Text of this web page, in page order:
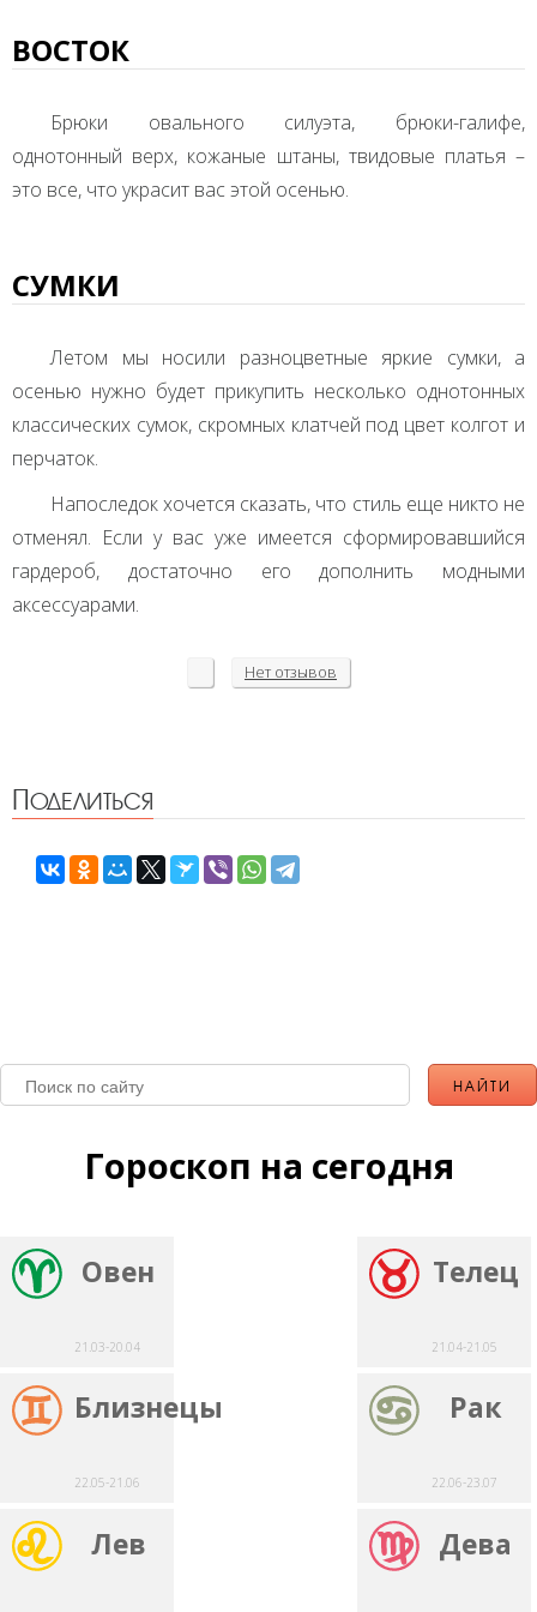
ВОСТОК
Брюки овального силуэта, брюки-галифе,
однотонный верх, кожаные штаны, твидовые платья –
это все, что украсит вас этой осенью.
СУМКИ
Летом мы носили разноцветные яркие сумки, а
осенью нужно будет прикупить несколько однотонных
классических сумок, скромных клатчей под цвет колгот и
перчаток.
Напоследок хочется сказать, что стиль еще никто не
отменял. Если у вас уже имеется сформировавшийся
гардероб, достаточно его дополнить модными
аксессуарами.
Нет отзывов
Поделиться
Гороскоп на сегодня
Овен
21.03-20.04
Телец
21.04-21.05
Близнецы
22.05-21.06
Рак
22.06-23.07
Лев Дева